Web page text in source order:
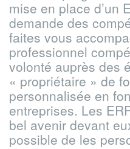
mise en place d’un
demande des
faites vous
professionnel
volonté auprès des
« propriétaire » de
personnalisée en
entreprises. Les
bel avenir devant
possible de les